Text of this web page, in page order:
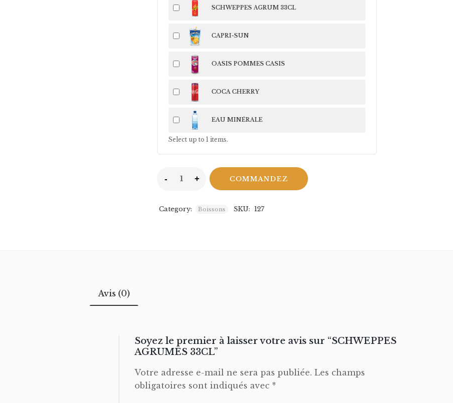
SCHWEPPES AGRUM 33CL
CAPRI-SUN
OASIS POMMES CASIS
COCA CHERRY
EAU MINÉRALE
Select up to 1 items.
COMMANDEZ
Category: Boissons SKU: 127
Avis (0)
Soyez le premier à laisser votre avis sur “SCHWEPPES
AGRUMES 33CL”
Votre adresse e-mail ne sera pas publiée. Les champs
obligatoires sont indiqués avec *